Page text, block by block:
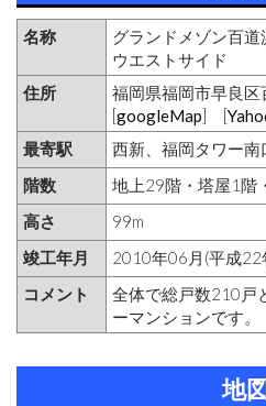
名称
グランドメゾン百
ウエストサイド
住所
福岡県福岡市早良区
[googleMap] [
最寄駅
西新、福岡タワー南
階数
地上29階・塔屋1階
高さ
99m
竣工年月
2010年06月(平成22
コメント
全体で総戸数210戸
ーマンションです。
地